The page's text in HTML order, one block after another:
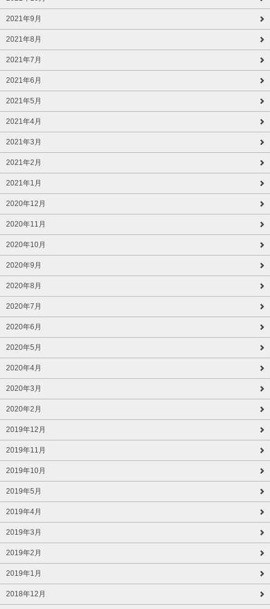
2021年9月
2021年8月
2021年7月
2021年6月
2021年5月
2021年4月
2021年3月
2021年2月
2021年1月
2020年12月
2020年11月
2020年10月
2020年9月
2020年8月
2020年7月
2020年6月
2020年5月
2020年4月
2020年3月
2020年2月
2019年12月
2019年11月
2019年10月
2019年5月
2019年4月
2019年3月
2019年2月
2019年1月
2018年12月